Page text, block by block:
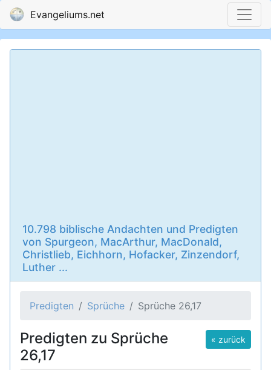
Evangeliums.net
10.798 biblische Andachten und Predigten
von Spurgeon, MacArthur, MacDonald,
Christlieb, Eichhorn, Hofacker, Zinzendorf,
Luther ...
Predigten Sprüche Sprüche 26,17
« zurück
Predigten zu Sprüche
26,17